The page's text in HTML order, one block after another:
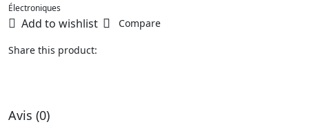
Électroniques
Add to wishlist Compare
Share this product:
Avis (0)